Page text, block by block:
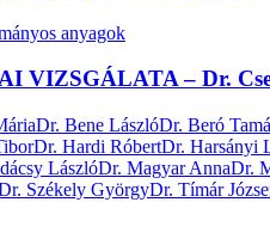
anyagok
VIZSGÁLATA – Dr.
Dr. Bene LászlóDr. Beró
Dr. Hardi RóbertDr. Harsányi
LászlóDr. Magyar AnnaDr.
Székely GyörgyDr. Tímár